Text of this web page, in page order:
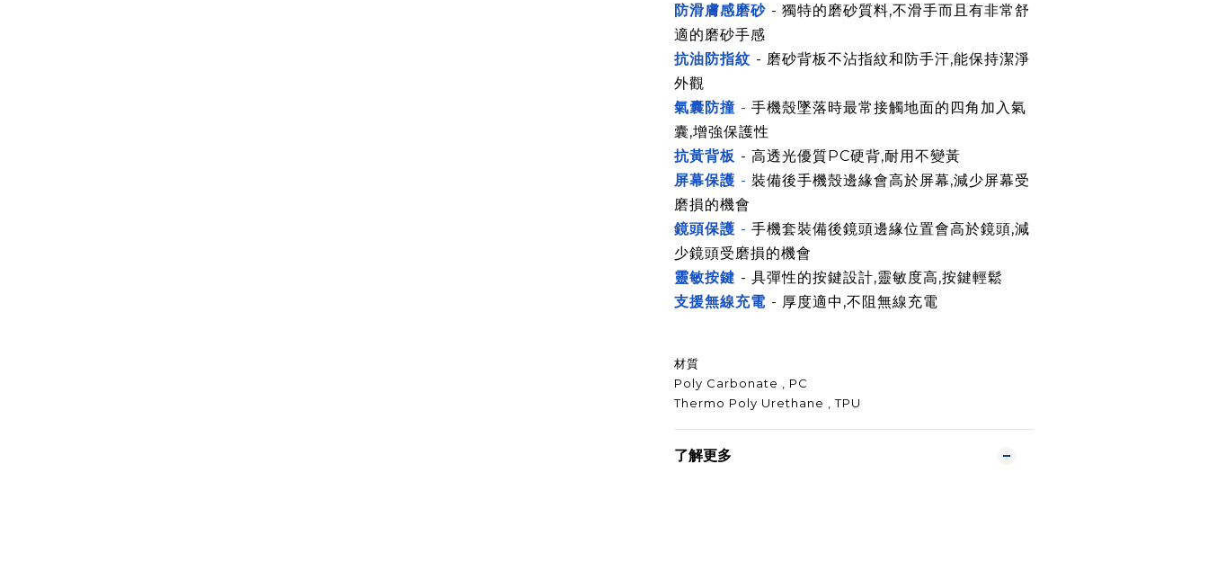
防滑膚感磨砂 - 獨特的磨砂質料,不滑手而且有非常舒
適的磨砂手感
抗油防指紋 - 磨砂背板不沾指紋和防手汗,能保持潔淨
外觀
氣囊防撞 - 手機殼墜落時最常接觸地面的四角加入氣
囊,增強保護性
抗黃背板 - 高透光優質PC硬背,耐用不變黃
屏幕保護 - 裝備後手機殼邊緣會高於屏幕,減少屏幕受
磨損的機會
鏡頭保護 - 手機套裝備後鏡頭邊緣位置會高於鏡頭,減
少鏡頭受磨損的機會
靈敏按鍵 - 具彈性的按鍵設計,靈敏度高,按鍵輕鬆
支援無線充電 - 厚度適中,不阻無線充電
材質
Poly Carbonate , PC
Thermo Poly Urethane , TPU
了解更多